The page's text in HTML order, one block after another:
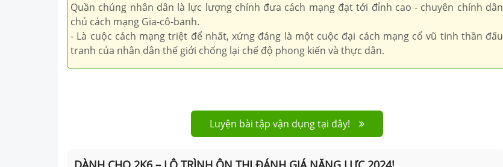
Quần chúng nhân dân là lực lượng chính đưa cách mạng đạt tới đỉnh cao - chuyên chính dân
chủ cách mạng Gia-cô-banh.
- Là cuộc cách mạng triệt để nhất, xứng đáng là một cuộc đại cách mạng cổ vũ tinh thần đấu
tranh của nhân dân thế giới chống lại chế độ phong kiến và thực dân.
Luyện bài tập vận dụng tại đây!